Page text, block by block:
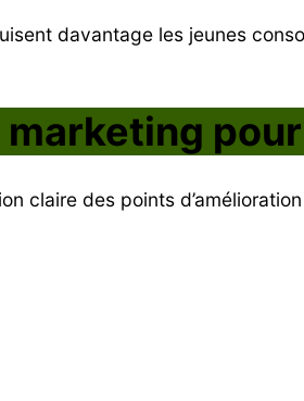
davantage les jeunes
claire des points